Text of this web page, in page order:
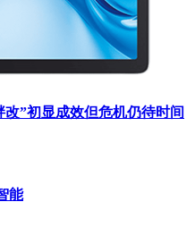
”初显成效但危机仍待时间
能